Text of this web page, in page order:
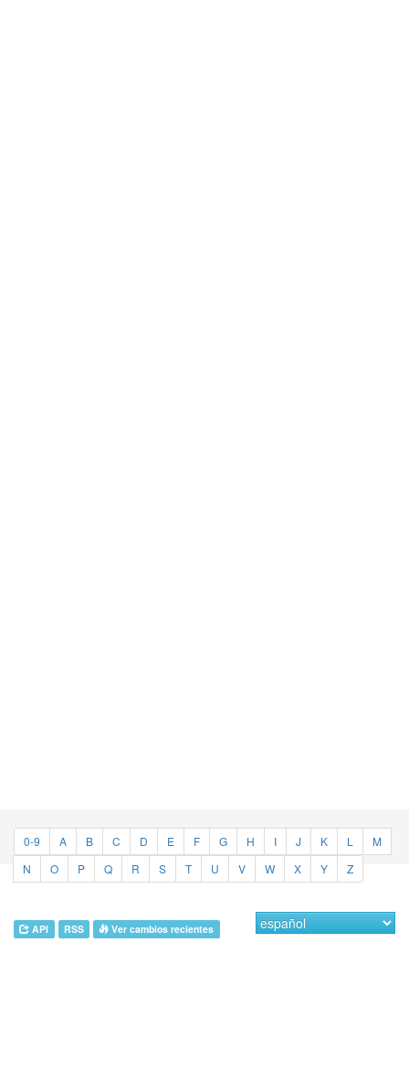
0-9 A B C D E F G H I J K L
M
N
O P Q R S T U V W X Y Z
API RSS Ver cambios recientes